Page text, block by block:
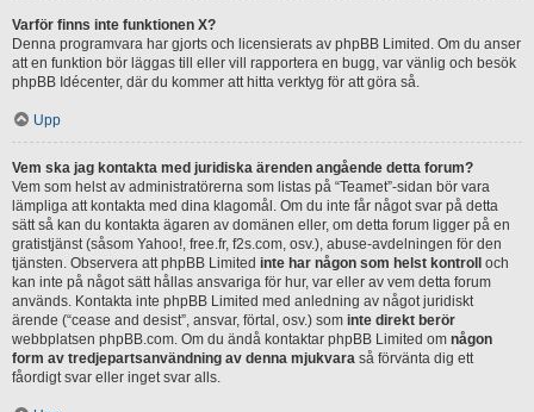
Varför finns inte funktionen X?
Denna programvara har gjorts och licensierats av phpBB Limited. Om du anser
att en funktion bör läggas till eller vill rapportera en bugg, var vänlig och besök
phpBB Idécenter, där du kommer att hitta verktyg för att göra så.
Upp
Vem ska jag kontakta med juridiska ärenden angående detta forum?
Vem som helst av administratörerna som listas på “Teamet”-sidan bör vara
lämpliga att kontakta med dina klagomål. Om du inte får något svar på detta
sätt så kan du kontakta ägaren av domänen eller, om detta forum ligger på en
gratistjänst (såsom Yahoo!, free.fr, f2s.com, osv.), abuse-avdelningen för den
tjänsten. Observera att phpBB Limited inte har någon som helst kontroll
och
kan inte på något sätt hållas ansvariga för hur, var eller av vem detta forum
används. Kontakta inte phpBB Limited med anledning av något juridiskt
ärende (“cease and desist”, ansvar, förtal, osv.) som inte direkt berör
webbplatsen phpBB.com. Om du ändå kontaktar phpBB Limited om någon
form av tredjepartsanvändning av denna mjukvara så förvänta dig ett
fåordigt svar eller inget svar alls.